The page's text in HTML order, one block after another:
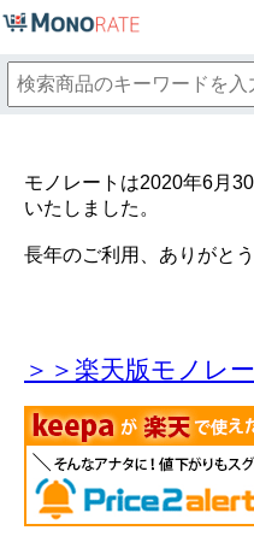
モノレートは2020年6月
いたしました。
長年のご利用、ありがと
＞＞楽天版モノレ